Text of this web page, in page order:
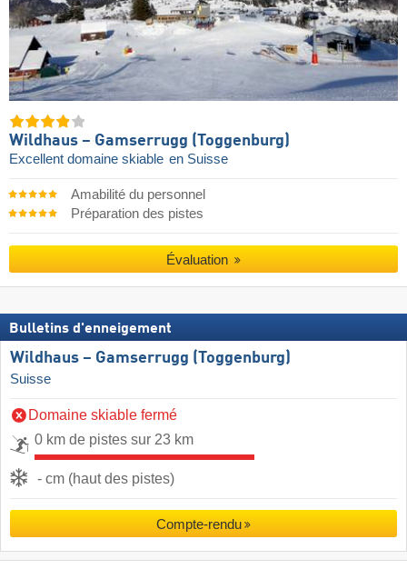
Wildhaus – Gamserrugg (Toggenburg)
Excellent domaine skiable en Suisse
Amabilité du personnel
Préparation des pistes
Évaluation
Bulletins d'enneigement
Wildhaus – Gamserrugg (Toggenburg)
Suisse
Domaine skiable fermé
0 km de pistes sur 23 km
- cm (haut des pistes)
Compte-rendu